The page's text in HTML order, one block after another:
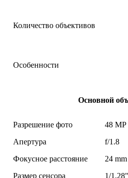
Количество объективов
Особенности
Основной
Разрешение фото
48 MP
Апертура
f/1.8
Фокусное расстояние
24 mm
Размер сенсора
1/1.28"